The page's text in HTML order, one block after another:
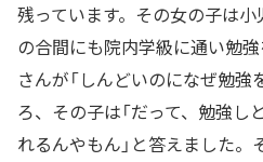
残っています。その女の子は
の合間にも院内学級に通い勉
さんが「しんどいのになぜ勉強
ろ、その子は「だって、勉強し
れるんやもん」と答えました